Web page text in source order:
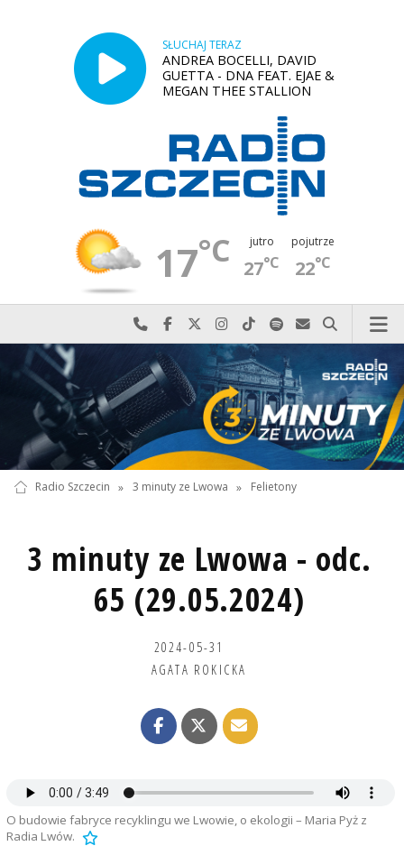
SŁUCHAJ TERAZ
ANDREA BOCELLI, DAVID
GUETTA - DNA FEAT. EJAE &
MEGAN THEE STALLION
17°C jutro
27°C
pojutrze
22°C
Najlepiej po prostu do nas zadzwoń
Odwiedź nas na Facebook-u
Odwiedź nas na X
Odwiedź nas na Instagram-ie
Odwiedź nas na TikTok-u
Szukaj nas na Spotify
Wyślij do nas
Szukaj
Radio Szczecin » 3 minuty ze Lwowa » Felietony
3 minuty ze Lwowa - odc.
65 (29.05.2024)
2024-05-31
AGATA ROKICKA
O budowie fabryce recyklingu we Lwowie, o ekologii – Maria Pyż z
Radia Lwów.